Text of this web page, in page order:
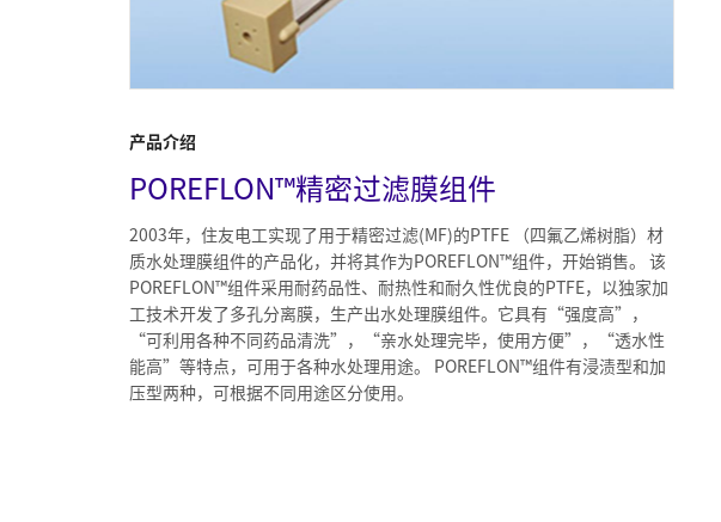
产品介绍
POREFLON™精密过滤膜组件
2003年，住友电工实现了用于精密过滤(MF)的PTFE （四氟乙烯树脂）材
质水处理膜组件的产品化，并将其作为POREFLON™组件，开始销售。 该
POREFLON™组件采用耐药品性、耐热性和耐久性优良的PTFE，以独家加
工技术开发了多孔分离膜，生产出水处理膜组件。它具有“强度高”，
“可利用各种不同药品清洗”，“亲水处理完毕，使用方便”，“透水性
能高”等特点，可用于各种水处理用途。 POREFLON™组件有浸渍型和加
压型两种，可根据不同用途区分使用。